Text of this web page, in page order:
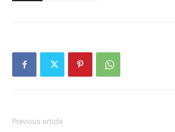
Previous article